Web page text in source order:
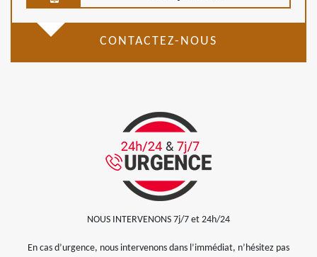
CONTACTEZ-NOUS
NOUS INTERVENONS 7j/7 et 24h/24
En cas d’urgence, nous intervenons dans l’immédiat, n’hésitez pas